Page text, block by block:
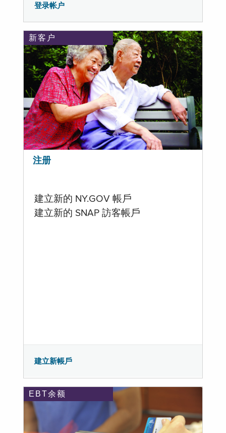
登录帐户
新客户
注册
建立新的 NY.GOV 帳戶
建立新的 SNAP 訪客帳戶
建立新帳戶
EBT余额